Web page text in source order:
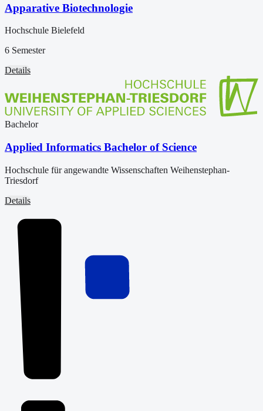
Apparative Biotechnologie
Hochschule Bielefeld
6 Semester
Details
Bachelor
Applied Informatics Bachelor of Science
Hochschule für angewandte Wissenschaften Weihenstephan-
Triesdorf
Details